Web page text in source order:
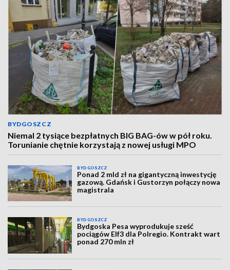
BYDGOSZCZ
Niemal 2 tysiące bezpłatnych BIG BAG-ów w pół roku.
Torunianie chętnie korzystają z nowej usługi MPO
BYDGOSZCZ
Ponad 2 mld zł na gigantyczną inwestycję
gazową. Gdańsk i Gustorzyn połączy nowa
magistrala
BYDGOSZCZ
Bydgoska Pesa wyprodukuje sześć
pociągów Elf3 dla Polregio. Kontrakt wart
ponad 270 mln zł